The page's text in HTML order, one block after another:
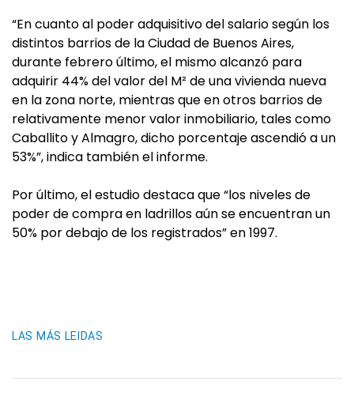
“En cuanto al poder adquisitivo del salario según los
distintos barrios de la Ciudad de Buenos Aires,
durante febrero último, el mismo alcanzó para
adquirir 44% del valor del M² de una vivienda nueva
en la zona norte, mientras que en otros barrios de
relativamente menor valor inmobiliario, tales como
Caballito y Almagro, dicho porcentaje ascendió a un
53%”, indica también el informe.
Por último, el estudio destaca que “los niveles de
poder de compra en ladrillos aún se encuentran un
50% por debajo de los registrados” en 1997.
LAS MÁS LEIDAS